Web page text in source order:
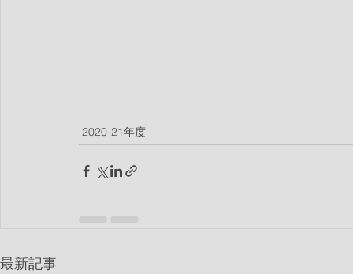
2020-21年度
最新記事